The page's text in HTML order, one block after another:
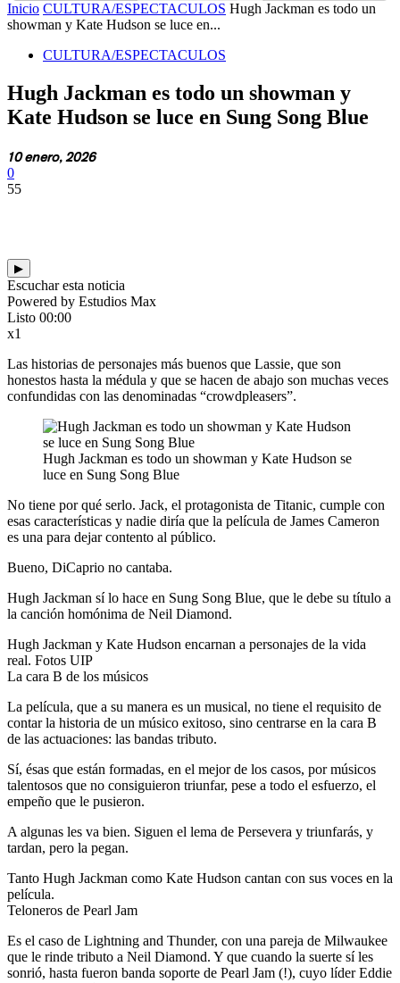
Inicio CULTURA/ESPECTACULOS Hugh Jackman es todo un
showman y Kate Hudson se luce en...
CULTURA/ESPECTACULOS
Hugh Jackman es todo un showman y
Kate Hudson se luce en Sung Song Blue
10 enero, 2026
0
55
▶
Escuchar esta noticia
Powered by Estudios Max
Listo 00:00
x1
Las historias de personajes más buenos que Lassie, que son
honestos hasta la médula y que se hacen de abajo son muchas veces
confundidas con las denominadas “crowdpleasers”.
Hugh Jackman es todo un showman y Kate Hudson se
luce en Sung Song Blue
No tiene por qué serlo. Jack, el protagonista de Titanic, cumple con
esas características y nadie diría que la película de James Cameron
es una para dejar contento al público.
Bueno, DiCaprio no cantaba.
Hugh Jackman sí lo hace en Sung Song Blue, que le debe su título a
la canción homónima de Neil Diamond.
Hugh Jackman y Kate Hudson encarnan a personajes de la vida
real. Fotos UIP
La cara B de los músicos
La película, que a su manera es un musical, no tiene el requisito de
contar la historia de un músico exitoso, sino centrarse en la cara B
de las actuaciones: las bandas tributo.
Sí, ésas que están formadas, en el mejor de los casos, por músicos
talentosos que no consiguieron triunfar, pese a todo el esfuerzo, el
empeño que le pusieron.
A algunas les va bien. Siguen el lema de Persevera y triunfarás, y
tardan, pero la pegan.
Tanto Hugh Jackman como Kate Hudson cantan con sus voces en la
película.
Teloneros de Pearl Jam
Es el caso de Lightning and Thunder, con una pareja de Milwaukee
que le rinde tributo a Neil Diamond. Y que cuando la suerte sí les
sonrió, hasta fueron banda soporte de Pearl Jam (!), cuyo líder Eddie